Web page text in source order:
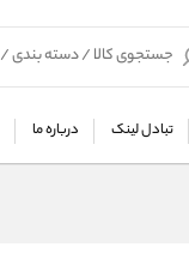
تبادل لینک درباره ما